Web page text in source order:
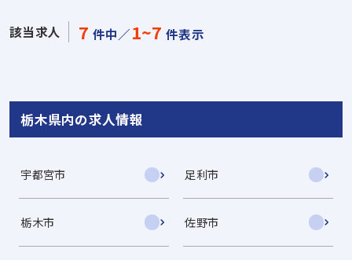
該当求人 7 件中／1~7 件表示
栃木県内の求人情報
宇都宮市 足利市
栃木市 佐野市